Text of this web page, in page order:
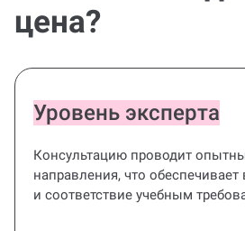
цена?
Уровень эксперта
Консультацию проводит
направления, что
и соответствие учебным